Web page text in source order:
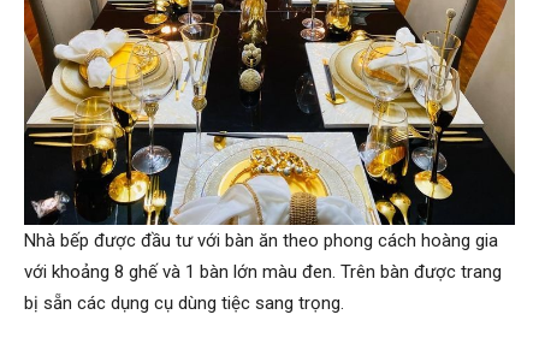
Nhà bếp được đầu tư với bàn ăn theo phong cách hoàng gia
với khoảng 8 ghế và 1 bàn lớn màu đen. Trên bàn được trang
bị sẵn các dụng cụ dùng tiệc sang trọng.